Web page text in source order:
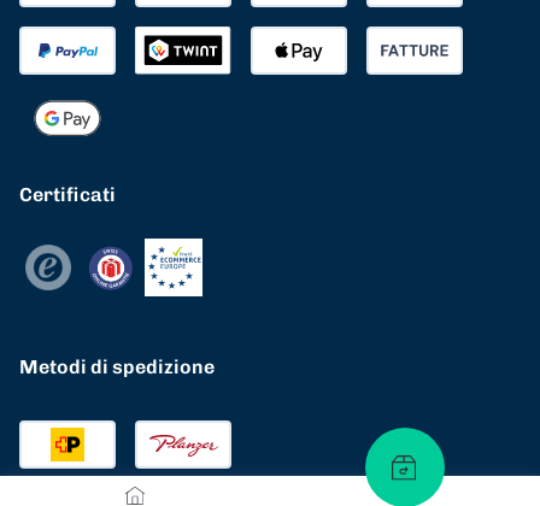
Certificati
Metodi di spedizione